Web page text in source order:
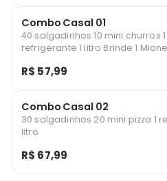
Combo Casal 01
40 salgadinhos 10 mini churros 1
refrigerante 1 litro Brinde 1
R$ 57,99
Combo Casal 02
30 salgadinhos 20 mini pizza 1
litro
R$ 67,99